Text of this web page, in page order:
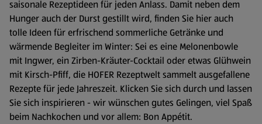
saisonale Rezeptideen für jeden Anlass. Damit neben dem
Hunger auch der Durst gestillt wird, finden Sie hier auch
tolle Ideen für erfrischend sommerliche Getränke und
wärmende Begleiter im Winter: Sei es eine Melonenbowle
mit Ingwer, ein Zirben-Kräuter-Cocktail oder etwas Glühwein
mit Kirsch-Pfiff, die HOFER Rezeptwelt sammelt ausgefallene
Rezepte für jede Jahreszeit. Klicken Sie sich durch und lassen
Sie sich inspirieren - wir wünschen gutes Gelingen, viel Spaß
beim Nachkochen und vor allem: Bon Appétit.